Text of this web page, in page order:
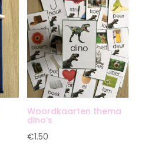
Woordkaarten thema
dino’s
€1.50